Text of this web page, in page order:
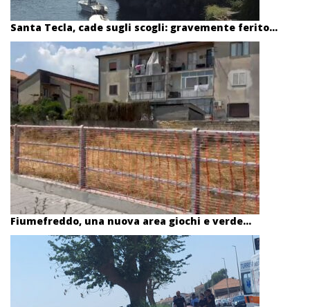
Santa Tecla, cade sugli scogli: gravemente ferito...
Fiumefreddo, una nuova area giochi e verde...